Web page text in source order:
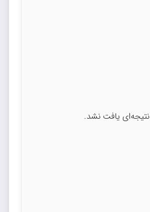
نتیجه‌ای یافت نشد.